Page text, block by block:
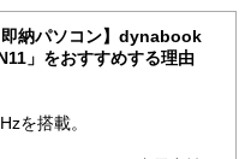
納パソコン】dynabook
」をおすすめする理由
を搭載。